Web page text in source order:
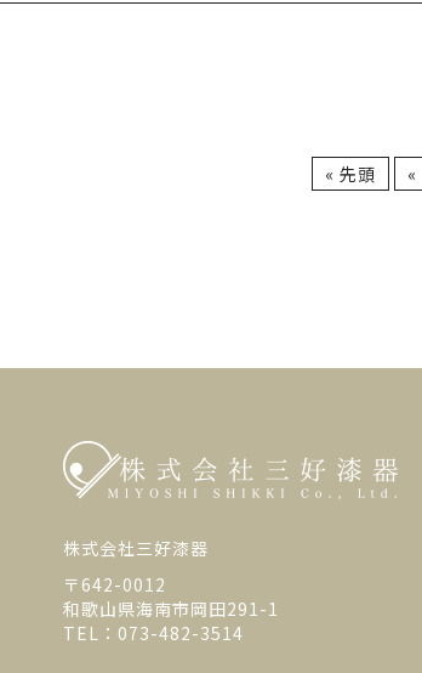
« 先頭 «
株式会社三好漆器
〒642-0012
和歌山県海南市岡田291-1
TEL：073-482-3514